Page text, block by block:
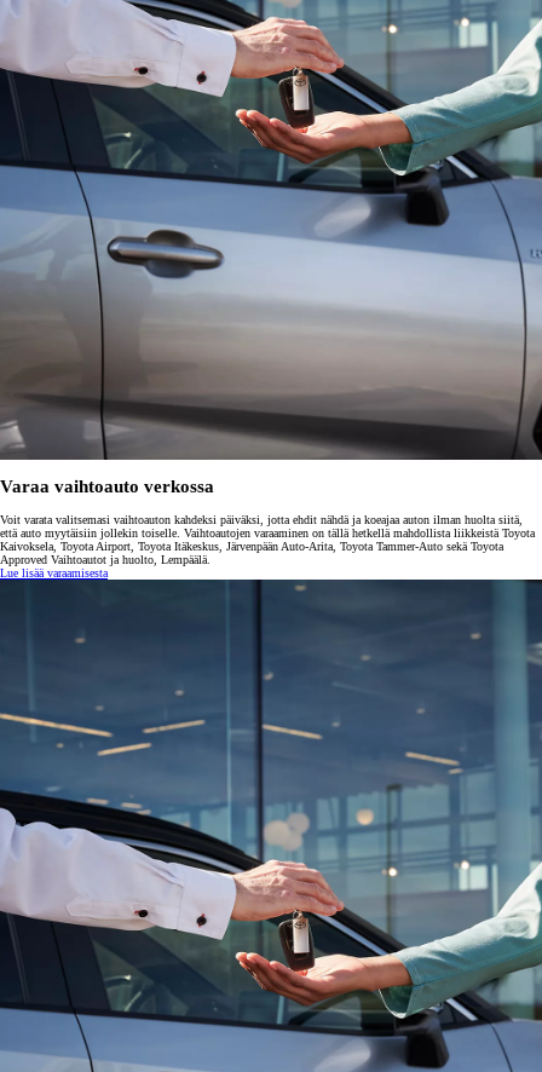
Varaa vaihtoauto verkossa
Voit varata valitsemasi vaihtoauton kahdeksi päiväksi, jotta ehdit nähdä ja koeajaa auton ilman huolta siitä,
että auto myytäisiin jollekin toiselle. Vaihtoautojen varaaminen on tällä hetkellä mahdollista liikkeistä Toyota
Kaivoksela, Toyota Airport, Toyota Itäkeskus, Järvenpään Auto-Arita, Toyota Tammer-Auto sekä Toyota
Approved Vaihtoautot ja huolto, Lempäälä.
Lue lisää varaamisesta